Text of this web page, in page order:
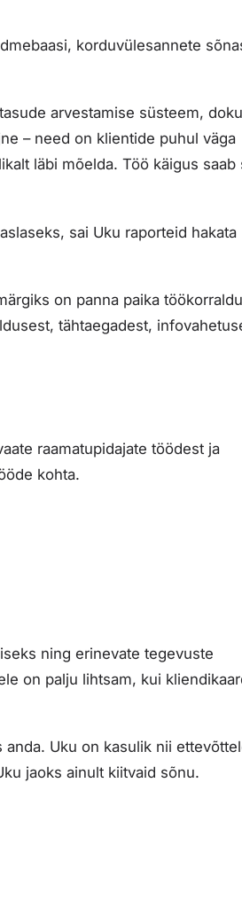
korduvülesannete
arvestamise süsteem,
– need on klientide puhul väga
läbi mõelda. Töö käigus saab
sai Uku raporteid hakata
on panna paika
tähtaegadest,
raamatupidajate töödest ja
kohta.
ning erinevate tegevuste
on palju lihtsam, kui
Uku on kasulik nii
jaoks ainult kiitvaid sõnu.